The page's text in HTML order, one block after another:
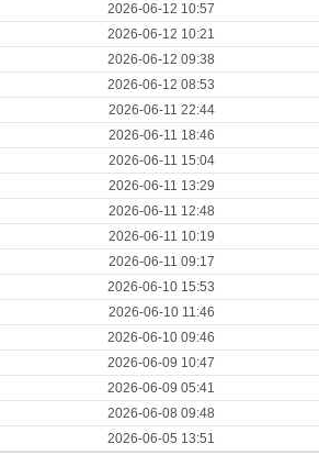
2026-06-12 10:57
2026-06-12 10:21
2026-06-12 09:38
2026-06-12 08:53
2026-06-11 22:44
2026-06-11 18:46
2026-06-11 15:04
2026-06-11 13:29
2026-06-11 12:48
2026-06-11 10:19
2026-06-11 09:17
2026-06-10 15:53
2026-06-10 11:46
2026-06-10 09:46
2026-06-09 10:47
2026-06-09 05:41
2026-06-08 09:48
2026-06-05 13:51